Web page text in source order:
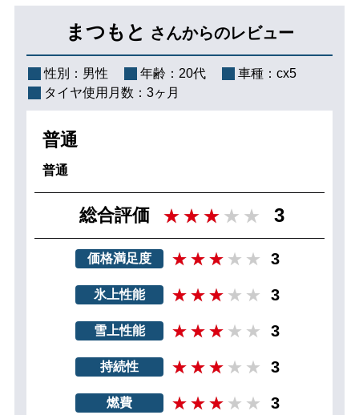
まつもと さんからのレビュー
性別： 男性 年齢： 20代 車種： cx5
タイヤ使用月数： 3ヶ月
普通
普通
総合評価 3
価格満足度 3
氷上性能 3
雪上性能 3
持続性 3
燃費 3